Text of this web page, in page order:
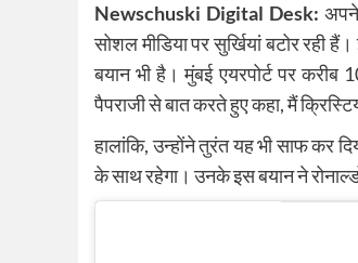
Newschuski Digital Desk: अपने
सोशल मीडिया पर सुर्खियां बटोर रही
बयान भी है। मुंबई एयरपोर्ट पर
पैपराजी से बात करते हुए कहा, मैं
हालांकि, उन्होंने तुरंत यह भी साफ कर
के साथ रहेगा। उनके इस बयान ने